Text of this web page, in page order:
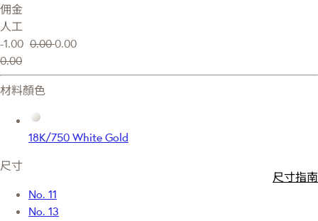
佣金
人工
-1.00 0.000.00
0.00
材料顏色
18K/750 White Gold
尺寸
尺寸指南
No. 11
No. 13